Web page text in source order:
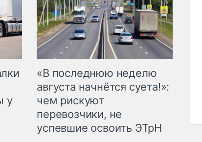
у
«В последнюю неделю
августа начнётся суета!»:
чем рискуют
перевозчики, не
успевшие освоить ЭТрН